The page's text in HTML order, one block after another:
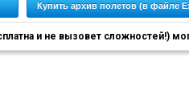
Купить архив полетов (в файле
и не вызовет сложностей!)